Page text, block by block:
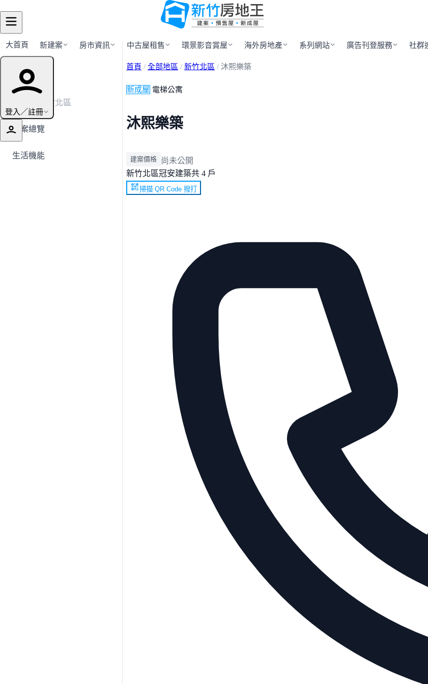
大首頁 新建案 房市資訊 中古屋租售 環景影音賞屋 海外房地產 系列網站 廣告刊登服務 社群
登入／註冊
建案導覽
← 返回新竹北區
建案總覽
生活機能
首頁 / 全部地區 / 新竹北區 / 沐熙樂築
新成屋 電梯公寓
沐熙樂築
建案價格
尚未公開
新竹北區冠安建築共 4 戶
掃描 QR Code 撥打